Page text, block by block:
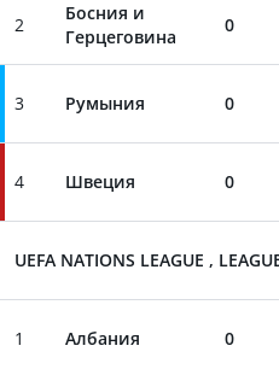
2
Босния и
Герцеговина
0
3 Румыния 0
4 Швеция 0
UEFA NATIONS LEAGUE ,
1 Албания 0